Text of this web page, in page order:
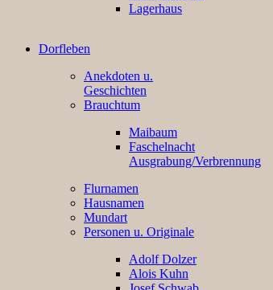
Lagerhaus
Dorfleben
Anekdoten u.
Geschichten
Brauchtum
Maibaum
Faschelnacht
Ausgrabung/Verbrennung
Flurnamen
Hausnamen
Mundart
Personen u. Originale
Adolf Dolzer
Alois Kuhn